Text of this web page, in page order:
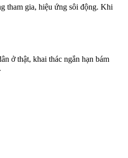
tham gia, hiệu ứng sôi động. Khi
ở thật, khai thác ngắn hạn bám